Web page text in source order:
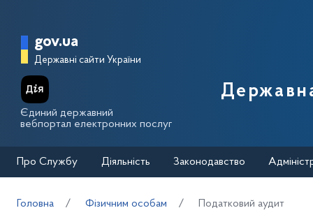
Головна сторінка Державної
gov.ua
Державні сайти України
Єдиний державний
вебпортал електронних послуг
Про Службу Діяльність Законодавство
Головна Фізичним особам Податковий аудит